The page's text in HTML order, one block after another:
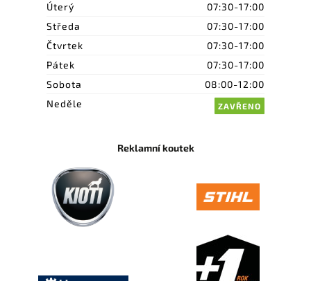
Úterý
07:30-17:00
Středa
07:30-17:00
Čtvrtek
07:30-17:00
Pátek
07:30-17:00
Sobota
08:00-12:00
Neděle
ZAVŘENO
Reklamní koutek